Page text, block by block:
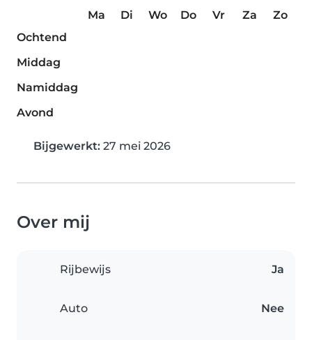
Ma Di Wo Do Vr Za
Zo
Ochtend
Middag
Namiddag
Avond
Bijgewerkt: 27 mei 2026
Over mij
Rijbewijs Ja
Auto Nee